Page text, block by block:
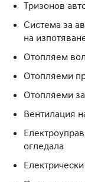
Тризонов
Система за
на
Отопляем
Отопляеми
Отопляеми
Вентилация
огледала